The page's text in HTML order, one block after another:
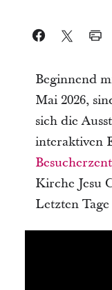
Beginnend
Mai 2026,
sich die
interaktiven
Kirche Jesu
Letzten